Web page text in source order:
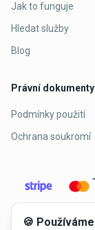
Jak to funguje
Hledat služby
Blog
Právní dokumenty
Podmínky použití
Ochrana soukromí
🍪